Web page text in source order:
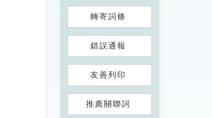
轉寄詞條
錯誤通報
友善列印
推薦關聯詞